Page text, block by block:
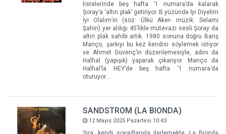
listelerinde beş hafta ‘1 numara’da kalarak
Şoray’a ‘altın plak’ getiriyor. B yüzünde İyi Diyelim
İyi Olalım’ın (söz: Ülkü Aker- müzik: Selami
Şahin) yer aldığı 45’likle mütevazı sesli Şoray da
altın plak sahibi artık. 1980 sonuna doğru Barış
Manço, şarkıyı bu kez kendisi söylemek istiyor
ve Ahmet Güvenç’in düzenlemesiyle, adını da
Halhal (yapışık) yaparak çıkarıyor. Manço da
Halhal’la HEY’de beş hafta ‘1 numara’da
oturuyor…
SANDSTROM (LA BIONDA)
12 Mayıs 2025 Pazartesi 10:43